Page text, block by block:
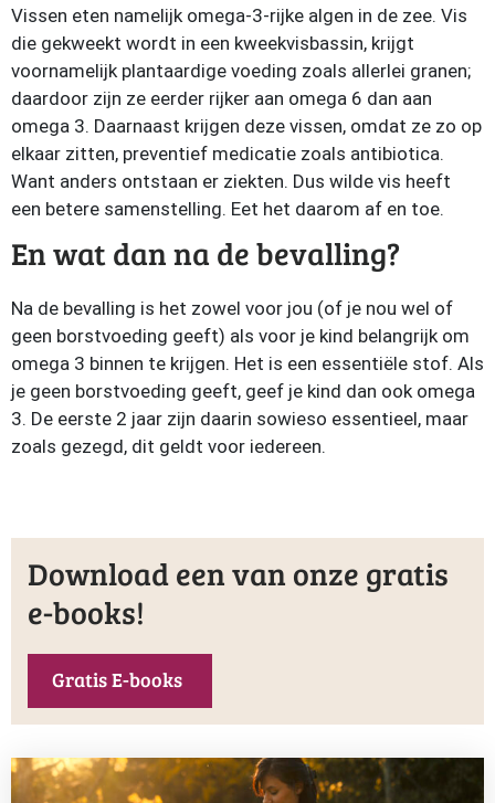
Vissen eten namelijk omega-3-rijke algen in de zee. Vis
die gekweekt wordt in een kweekvisbassin, krijgt
voornamelijk plantaardige voeding zoals allerlei granen;
daardoor zijn ze eerder rijker aan omega 6 dan aan
omega 3. Daarnaast krijgen deze vissen, omdat ze zo op
elkaar zitten, preventief medicatie zoals antibiotica.
Want anders ontstaan er ziekten. Dus wilde vis heeft
een betere samenstelling. Eet het daarom af en toe.
En wat dan na de bevalling?
Na de bevalling is het zowel voor jou (of je nou wel of
geen borstvoeding geeft) als voor je kind belangrijk om
omega 3 binnen te krijgen. Het is een essentiële stof. Als
je geen borstvoeding geeft, geef je kind dan ook omega
3. De eerste 2 jaar zijn daarin sowieso essentieel, maar
zoals gezegd, dit geldt voor iedereen.
Download een van onze gratis
e-books!
Gratis E-books